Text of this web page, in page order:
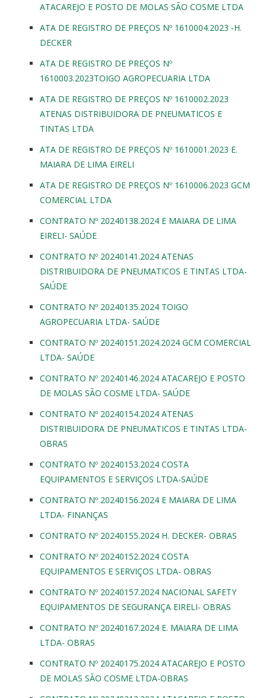
ATACAREJO E POSTO DE MOLAS SÃO COSME LTDA
ATA DE REGISTRO DE PREÇOS Nº 1610004.2023 -H.
DECKER
ATA DE REGISTRO DE PREÇOS Nº
1610003.2023TOIGO AGROPECUARIA LTDA
ATA DE REGISTRO DE PREÇOS Nº 1610002.2023
ATENAS DISTRIBUIDORA DE PNEUMATICOS E
TINTAS LTDA
ATA DE REGISTRO DE PREÇOS Nº 1610001.2023 E.
MAIARA DE LIMA EIRELI
ATA DE REGISTRO DE PREÇOS Nº 1610006.2023 GCM
COMERCIAL LTDA
CONTRATO Nº 20240138.2024 E MAIARA DE LIMA
EIRELI- SAÚDE
CONTRATO Nº 20240141.2024 ATENAS
DISTRIBUIDORA DE PNEUMATICOS E TINTAS LTDA-
SAÚDE
CONTRATO Nº 20240135.2024 TOIGO
AGROPECUARIA LTDA- SAÚDE
CONTRATO Nº 20240151.2024.2024 GCM COMERCIAL
LTDA- SAÚDE
CONTRATO Nº 20240146.2024 ATACAREJO E POSTO
DE MOLAS SÃO COSME LTDA- SAÚDE
CONTRATO Nº 20240154.2024 ATENAS
DISTRIBUIDORA DE PNEUMATICOS E TINTAS LTDA-
OBRAS
CONTRATO Nº 20240153.2024 COSTA
EQUIPAMENTOS E SERVIÇOS LTDA-SAÚDE
CONTRATO Nº 20240156.2024 E MAIARA DE LIMA
LTDA- FINANÇAS
CONTRATO Nº 20240155.2024 H. DECKER- OBRAS
CONTRATO Nº 20240152.2024 COSTA
EQUIPAMENTOS E SERVIÇOS LTDA- OBRAS
CONTRATO Nº 20240157.2024 NACIONAL SAFETY
EQUIPAMENTOS DE SEGURANÇA EIRELI- OBRAS
CONTRATO Nº 20240167.2024 E. MAIARA DE LIMA
LTDA- OBRAS
CONTRATO Nº 20240175.2024 ATACAREJO E POSTO
DE MOLAS SÃO COSME LTDA-OBRAS